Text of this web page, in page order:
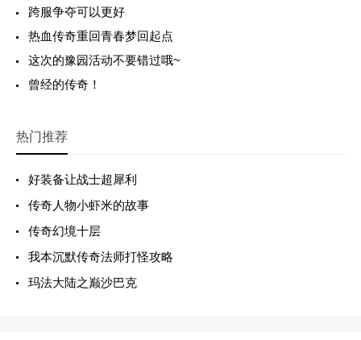
跨服争夺可以更好
热血传奇重回青春梦回起点
这次的豫园活动不要错过哦~
曾经的传奇！
热门推荐
好装备让战士超犀利
传奇人物小虾米的故事
传奇幻境十层
我本沉默传奇法师打怪攻略
玛法大陆之巅沙巴克